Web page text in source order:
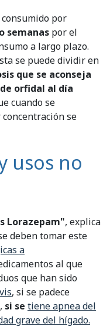
por
semanas por el
a largo plazo.
se puede dividir en
que se aconseja
orfidal al día
cuando se
se
usos no
Lorazepam", explica
deben tomar este
a
al que
que han sido
, si se padece
si se tiene apnea del
grave del hígado.